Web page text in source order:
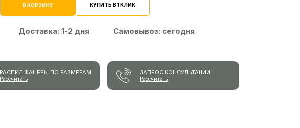
В КОРЗИНУ КУПИТЬ В 1 КЛИК
Доставка:1-2 дня Самовывоз: сегодня
РАСПИЛ ФАНЕРЫ ПО РАЗМЕРАМ
Рассчитать
ЗАПРОС КОНСУЛЬТАЦИИ
Рассчитать